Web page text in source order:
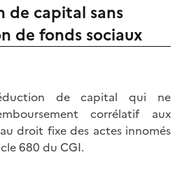
de capital sans
de fonds sociaux
de capital qui ne
corrélatif aux
droit fixe des actes innomés
680 du CGI.